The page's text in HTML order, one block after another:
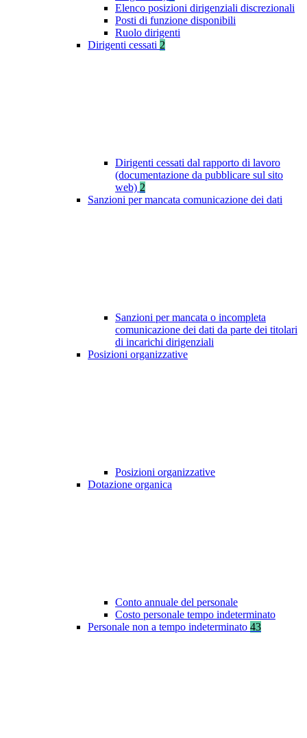
Elenco posizioni dirigenziali discrezionali
Posti di funzione disponibili
Ruolo dirigenti
Dirigenti cessati 2
Dirigenti cessati dal rapporto di lavoro
(documentazione da pubblicare sul sito
web) 2
Sanzioni per mancata comunicazione dei dati
Sanzioni per mancata o incompleta
comunicazione dei dati da parte dei titolari
di incarichi dirigenziali
Posizioni organizzative
Posizioni organizzative
Dotazione organica
Conto annuale del personale
Costo personale tempo indeterminato
Personale non a tempo indeterminato 43